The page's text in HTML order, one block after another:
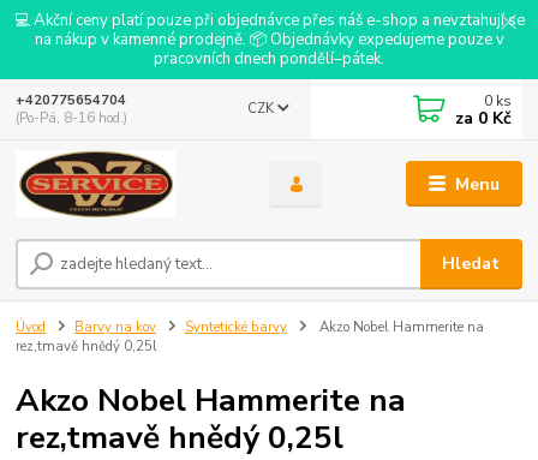
💻 Akční ceny platí pouze při objednávce přes náš e-shop a nevztahují se
na nákup v kamenné prodejně. 📦 Objednávky expedujeme pouze v
pracovních dnech pondělí–pátek.
Menu
CZK
Hledat
+420775654704
(Po-Pá, 8-16 hod.)
0 ks
za 0 Kč
Úvod Barvy na kov Syntetické barvy
Akzo Nobel Hammerite na
rez,tmavě hnědý 0,25l
Akzo Nobel Hammerite na
rez,tmavě hnědý 0,25l